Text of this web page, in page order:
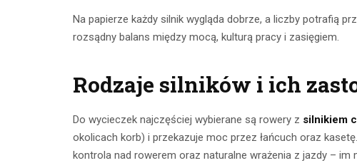
Na papierze każdy silnik wygląda dobrze, a liczby potrafią
rozsądny balans między mocą, kulturą pracy i zasięgiem.
Rodzaje silników i ich
Do wycieczek najczęściej wybierane są rowery z silnikiem
okolicach korb) i przekazuje moc przez łańcuch oraz
kontrola nad rowerem oraz naturalne wrażenia z jazdy – im
CZYTAJ DALEJ
CZYTAJ DALEJ